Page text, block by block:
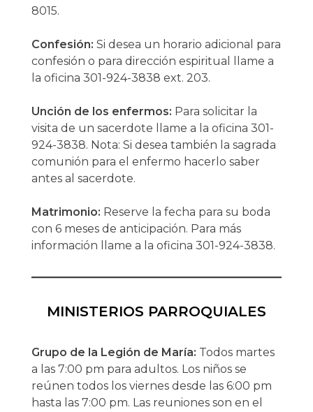
8015.
Confesión: Si desea un horario adicional para
confesión o para dirección espiritual llame a
la oficina 301-924-3838 ext. 203.
Unción de los enfermos: Para solicitar la
visita de un sacerdote llame a la oficina 301-
924-3838. Nota: Si desea también la sagrada
comunión para el enfermo hacerlo saber
antes al sacerdote.
Matrimonio: Reserve la fecha para su boda
con 6 meses de anticipación. Para más
información llame a la oficina 301-924-3838.
MINISTERIOS PARROQUIALES
Grupo de la Legión de María: Todos martes
a las 7:00 pm para adultos. Los niños se
reúnen todos los viernes desde las 6:00 pm
hasta las 7:00 pm. Las reuniones son en el